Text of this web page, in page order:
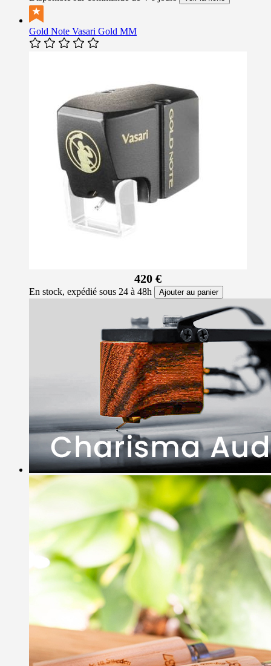
Gold Note Vasari Gold MM
420 €
En stock, expédié sous 24 à 48h Ajouter au panier